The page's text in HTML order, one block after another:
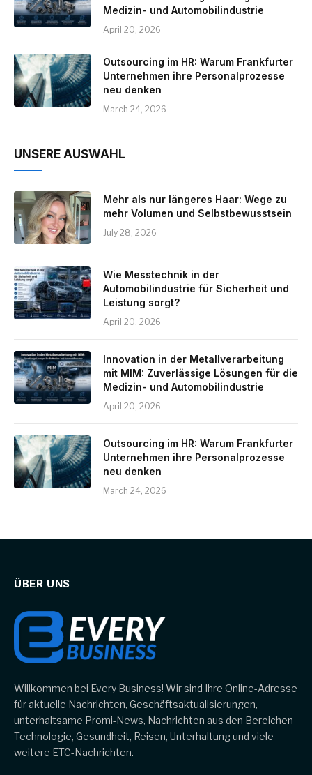
Medizin- und Automobilindustrie
April 20, 2026
Outsourcing im HR: Warum Frankfurter
Unternehmen ihre Personalprozesse
neu denken
March 24, 2026
UNSERE AUSWAHL
Mehr als nur längeres Haar: Wege zu
mehr Volumen und Selbstbewusstsein
July 28, 2026
Wie Messtechnik in der
Automobilindustrie für Sicherheit und
Leistung sorgt?
April 20, 2026
Innovation in der Metallverarbeitung
mit MIM: Zuverlässige Lösungen für die
Medizin- und Automobilindustrie
April 20, 2026
Outsourcing im HR: Warum Frankfurter
Unternehmen ihre Personalprozesse
neu denken
March 24, 2026
ÜBER UNS
Willkommen bei Every Business! Wir sind Ihre Online-Adresse
für aktuelle Nachrichten, Geschäftsaktualisierungen,
unterhaltsame Promi-News, Nachrichten aus den Bereichen
Technologie, Gesundheit, Reisen, Unterhaltung und viele
weitere ETC-Nachrichten.